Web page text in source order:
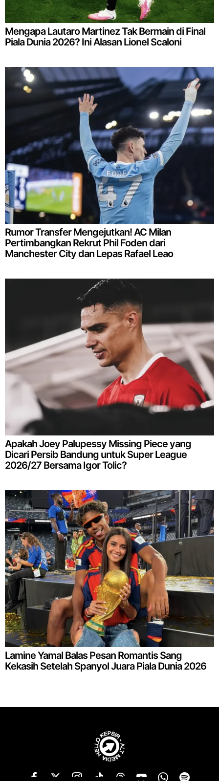
Mengapa Lautaro Martinez Tak Bermain di Final
Piala Dunia 2026? Ini Alasan Lionel Scaloni
Rumor Transfer Mengejutkan! AC Milan
Pertimbangkan Rekrut Phil Foden dari
Manchester City dan Lepas Rafael Leao
Apakah Joey Palupessy Missing Piece yang
Dicari Persib Bandung untuk Super League
2026/27 Bersama Igor Tolic?
Lamine Yamal Balas Pesan Romantis Sang
Kekasih Setelah Spanyol Juara Piala Dunia 2026